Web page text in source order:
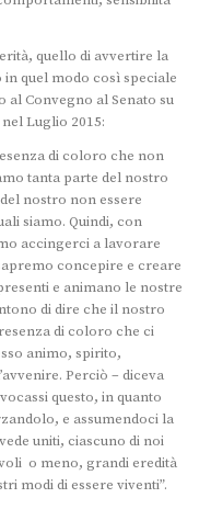
quello di avvertire la
quel modo così speciale
al Convegno al Senato su
Luglio 2015:
di coloro che non
tanta parte del nostro
nostro non essere
siamo. Quindi, con
accingerci a lavorare
concepire e creare
e animano le nostre
di dire che il nostro
di coloro che ci
animo, spirito,
Perciò – diceva
questo, in quanto
e assumendoci la
uniti, ciascuno di noi
o meno, grandi eredità
modi di essere viventi”.